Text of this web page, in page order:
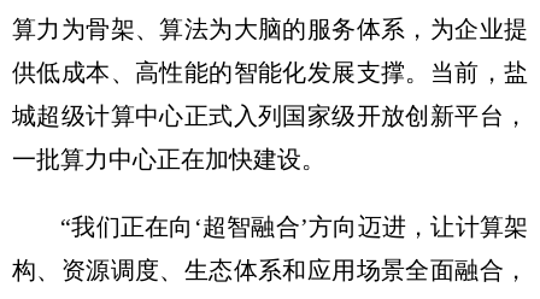
算力为骨架、算法为大脑的服务体系，为企业提
供低成本、高性能的智能化发展支撑。当前，盐
城超级计算中心正式入列国家级开放创新平台，
一批算力中心正在加快建设。
“我们正在向‘超智融合’方向迈进，让计算架
构、资源调度、生态体系和应用场景全面融合，